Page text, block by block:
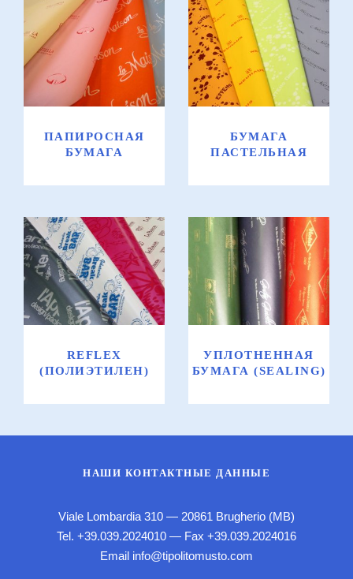
Папиросная
ПАПИРОСНАЯ
БУМАГА
Бумага
БУМАГА
ПАСТЕЛЬНАЯ
Reflex
REFLEX
(ПОЛИЭТИЛЕН)
Уплотненная
УПЛОТНЕННАЯ
БУМАГА (SEALING)
НАШИ КОНТАКТНЫЕ ДАННЫЕ
Viale Lombardia 310 — 20861 Brugherio (MB)
Tel. +39.039.2024010 — Fax +39.039.2024016
Email info@tipolitomusto.com